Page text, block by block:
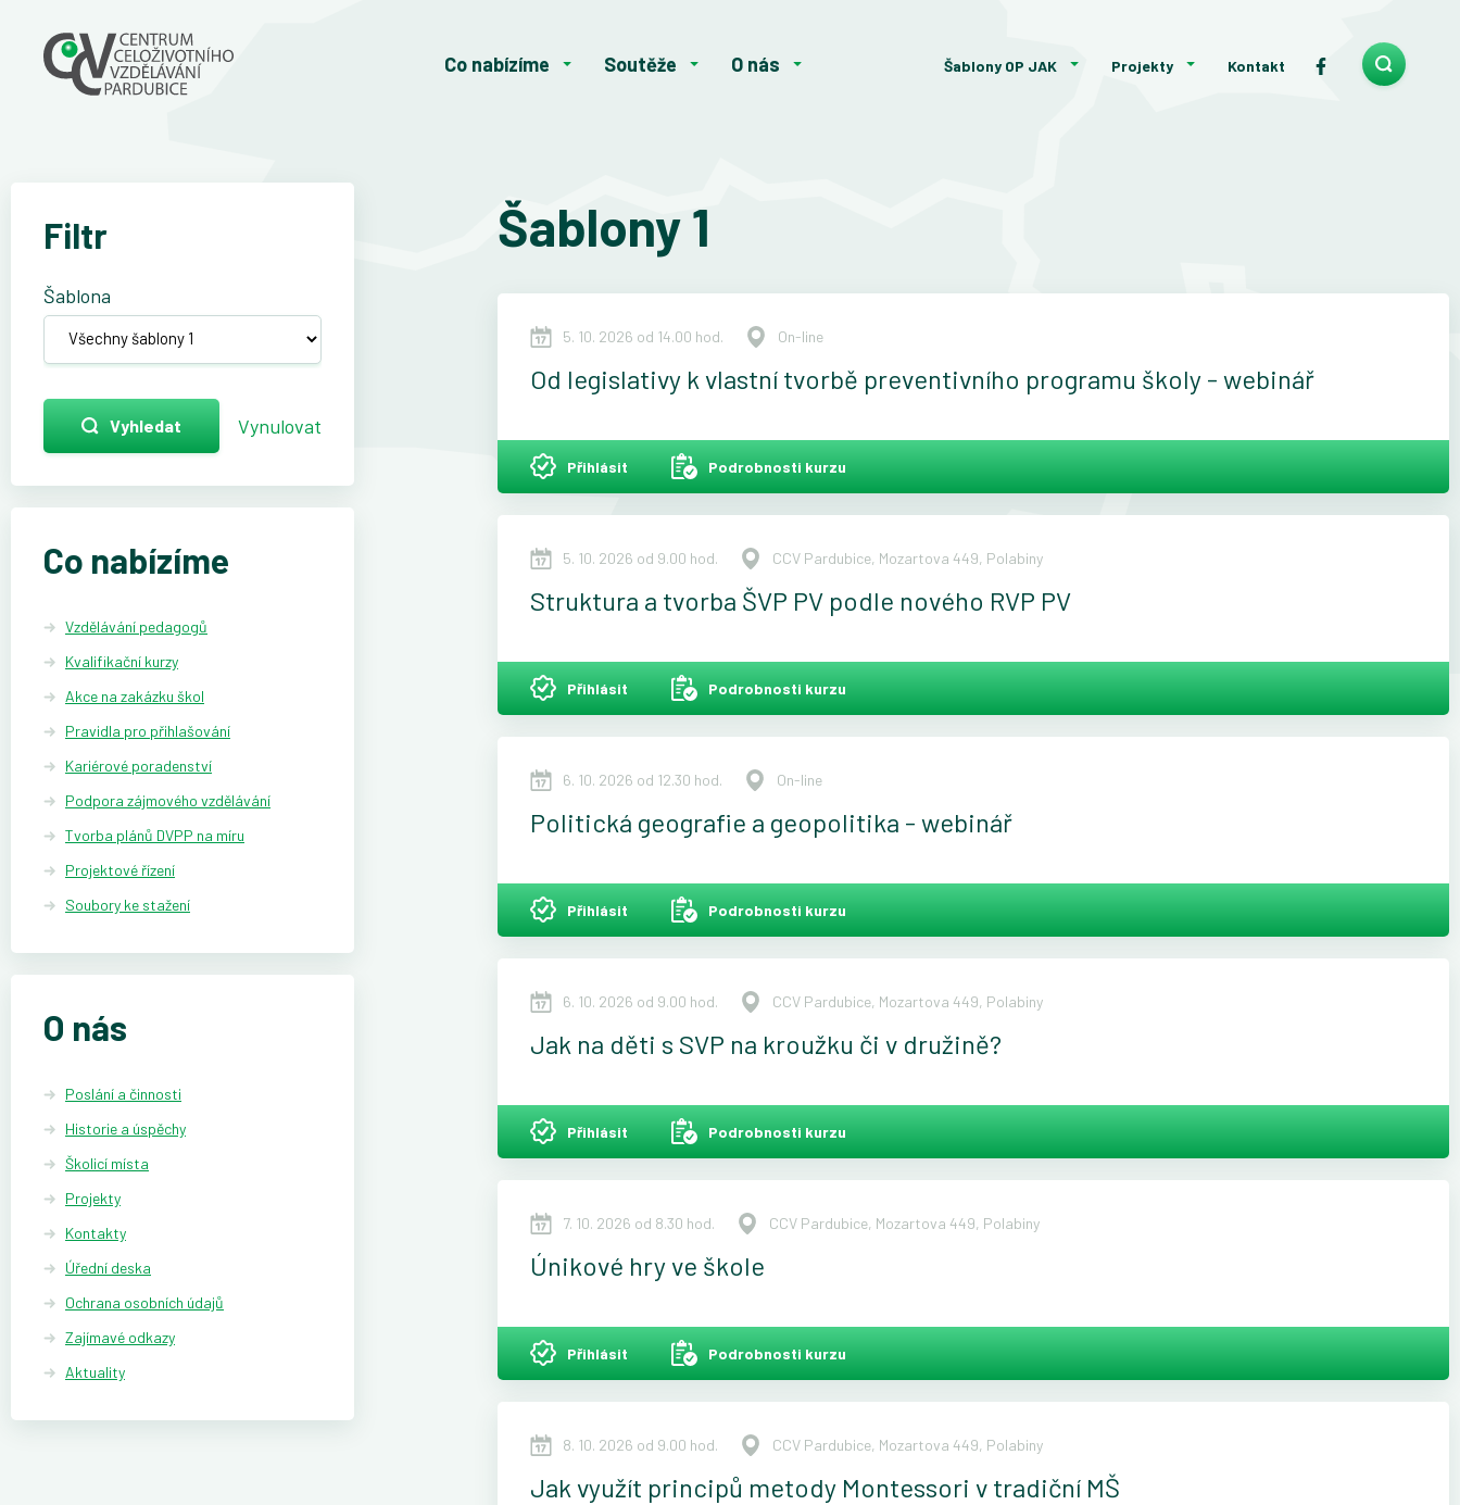
Co nabízíme Soutěže O nás Šablony OP JAK Projekty Kontakt
Filtr
Šablona
Vyhledat Vynulovat
Co nabízíme
Vzdělávání pedagogů
Kvalifikační kurzy
Akce na zakázku škol
Pravidla pro přihlašování
Kariérové poradenství
Podpora zájmového vzdělávání
Tvorba plánů DVPP na míru
Projektové řízení
Soubory ke stažení
O nás
Poslání a činnosti
Historie a úspěchy
Školicí místa
Projekty
Kontakty
Úřední deska
Ochrana osobních údajů
Zajímavé odkazy
Aktuality
Šablony 1
5. 10. 2026 od 14.00 hod. On-line
Od legislativy k vlastní tvorbě preventivního programu školy - webinář
Přihlásit Podrobnosti kurzu
5. 10. 2026 od 9.00 hod. CCV Pardubice, Mozartova 449, Polabiny
Struktura a tvorba ŠVP PV podle nového RVP PV
Přihlásit Podrobnosti kurzu
6. 10. 2026 od 12.30 hod. On-line
Politická geografie a geopolitika - webinář
Přihlásit Podrobnosti kurzu
6. 10. 2026 od 9.00 hod. CCV Pardubice, Mozartova 449, Polabiny
Jak na děti s SVP na kroužku či v družině?
Přihlásit Podrobnosti kurzu
7. 10. 2026 od 8.30 hod. CCV Pardubice, Mozartova 449, Polabiny
Únikové hry ve škole
Přihlásit Podrobnosti kurzu
8. 10. 2026 od 9.00 hod. CCV Pardubice, Mozartova 449, Polabiny
Jak využít principů metody Montessori v tradiční MŠ